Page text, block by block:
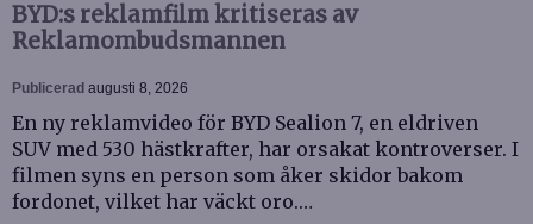
BYD:s reklamfilm kritiseras av
Reklamombudsmannen
Publicerad augusti 8, 2026
En ny reklamvideo för BYD Sealion 7, en eldriven
SUV med 530 hästkrafter, har orsakat kontroverser. I
filmen syns en person som åker skidor bakom
fordonet, vilket har väckt oro.…